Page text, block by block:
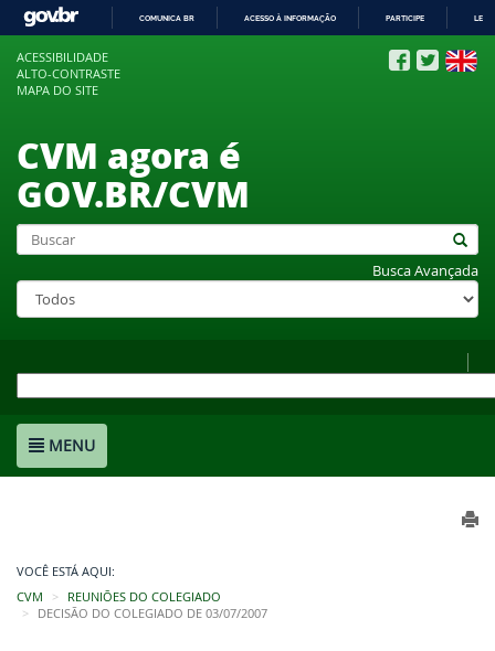
COMUNICA BR ACESSO À INFORMAÇÃO PARTICIPE
ACESSIBILIDADE
ALTO-CONTRASTE
MAPA DO SITE
CVM agora é
GOV.BR/CVM
Busca Avançada
MENU
VOCÊ ESTÁ AQUI:
CVM
REUNIÕES DO COLEGIADO
DECISÃO DO COLEGIADO DE 03/07/2007